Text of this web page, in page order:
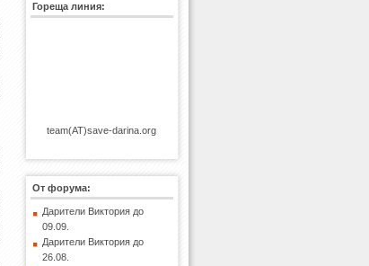
Гореща линия:
team(AT)save-darina.org
От форума:
Дарители Виктория до
09.09.
Дарители Виктория до
26.08.